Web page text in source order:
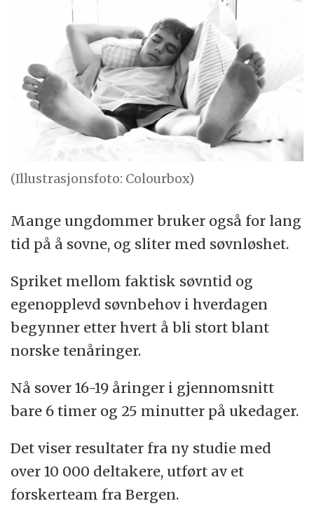
(Illustrasjonsfoto: Colourbox)
Mange ungdommer bruker også for lang
tid på å sovne, og sliter med søvnløshet.
Spriket mellom faktisk søvntid og
egenopplevd søvnbehov i hverdagen
begynner etter hvert å bli stort blant
norske tenåringer.
Nå sover 16-19 åringer i gjennomsnitt
bare 6 timer og 25 minutter på ukedager.
Det viser resultater fra ny studie med
over 10 000 deltakere, utført av et
forskerteam fra Bergen.